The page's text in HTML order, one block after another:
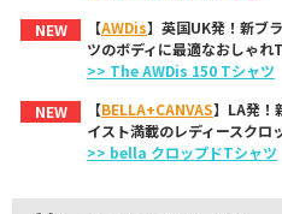
NEW
【AWDis】英国UK発！新ブ
ツのボディに最適なおしゃれ
>> The AWDis 150 Tシャツ
NEW
【BELLA+CANVAS】LA発！
イスト満載のレディースクロ
>> bella クロップドTシャツ